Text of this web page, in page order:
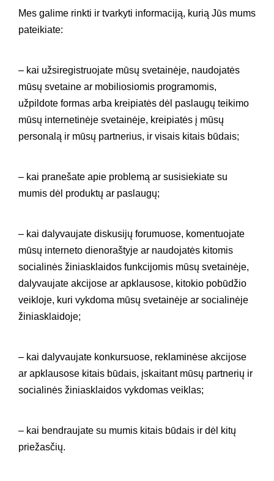
Mes galime rinkti ir tvarkyti informaciją, kurią Jūs mums
pateikiate:
– kai užsiregistruojate mūsų svetainėje, naudojatės
mūsų svetaine ar mobiliosiomis programomis,
užpildote formas arba kreipiatės dėl paslaugų teikimo
mūsų internetinėje svetainėje, kreipiatės į mūsų
personalą ir mūsų partnerius, ir visais kitais būdais;
– kai pranešate apie problemą ar susisiekiate su
mumis dėl produktų ar paslaugų;
– kai dalyvaujate diskusijų forumuose, komentuojate
mūsų interneto dienoraštyje ar naudojatės kitomis
socialinės žiniasklaidos funkcijomis mūsų svetainėje,
dalyvaujate akcijose ar apklausose, kitokio pobūdžio
veikloje, kuri vykdoma mūsų svetainėje ar socialinėje
žiniasklaidoje;
– kai dalyvaujate konkursuose, reklaminėse akcijose
ar apklausose kitais būdais, įskaitant mūsų partnerių ir
socialinės žiniasklaidos vykdomas veiklas;
– kai bendraujate su mumis kitais būdais ir dėl kitų
priežasčių.